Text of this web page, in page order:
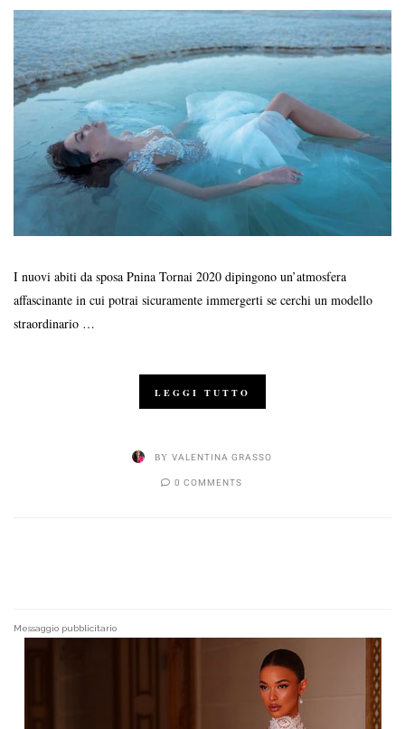
I nuovi abiti da sposa Pnina Tornai 2020 dipingono un’atmosfera
affascinante in cui potrai sicuramente immergerti se cerchi un modello
straordinario …
LEGGI TUTTO
BY VALENTINA GRASSO
0 COMMENTS
Messaggio pubblicitario